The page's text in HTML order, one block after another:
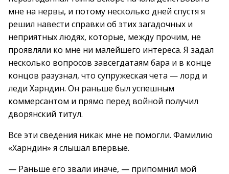
мне на нервы, и потому несколько дней спустя я
решил навести справки об этих загадочных и
неприятных людях, которые, между прочим, не
проявляли ко мне ни малейшего интереса. Я задал
несколько вопросов завсегдатаям бара и в конце
концов разузнал, что супружеская чета — лорд и
леди Харндин. Он раньше был успешным
коммерсантом и прямо перед войной получил
дворянский титул.
Все эти сведения никак мне не помогли. Фамилию
«Харндин» я слышал впервые.
— Раньше его звали иначе, — припомнил мой